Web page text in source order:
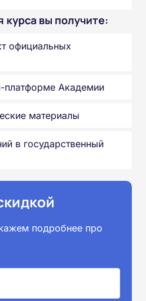
вы получите:
официальных
платформе Академии
материалы
в государственный
подробнее про